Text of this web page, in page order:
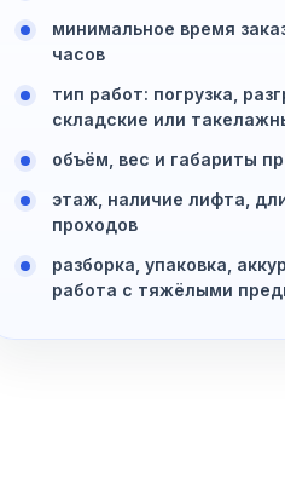
минимальное время
часов
тип работ: погрузка,
складские или
объём, вес и габариты
этаж, наличие лифта,
проходов
разборка, упаковка,
работа с тяжёлыми